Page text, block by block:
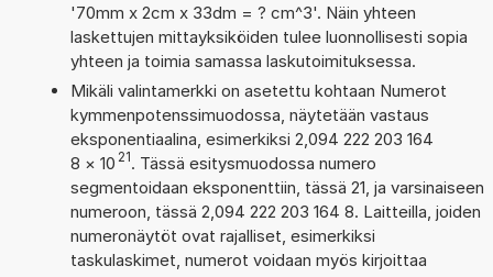
'70mm x 2cm x 33dm = ? cm^3'. Näin yhteen
laskettujen mittayksiköiden tulee luonnollisesti sopia
yhteen ja toimia samassa laskutoimituksessa.
Mikäli valintamerkki on asetettu kohtaan Numerot
kymmenpotenssimuodossa, näytetään vastaus
eksponentiaalina, esimerkiksi 2,094 222 203 164
8 × 10 21. Tässä esitysmuodossa numero
segmentoidaan eksponenttiin, tässä 21, ja varsinaiseen
numeroon, tässä 2,094 222 203 164 8. Laitteilla, joiden
numeronäytöt ovat rajalliset, esimerkiksi
taskulaskimet, numerot voidaan myös kirjoittaa